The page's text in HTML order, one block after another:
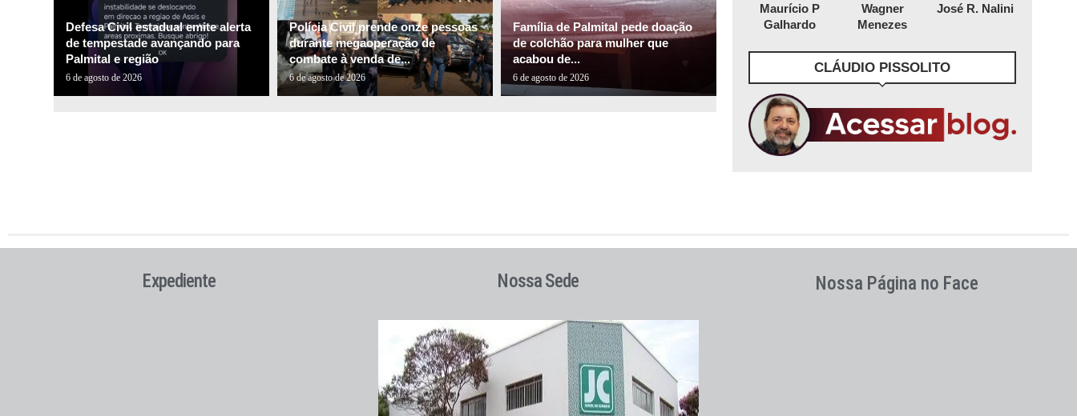
Defesa Civil estadual emite alerta
de tempestade avançando para
Palmital e região
6 de agosto de 2026
Polícia Civil prende onze pessoas
durante megaoperação de
combate à venda de...
6 de agosto de 2026
Família de Palmital pede doação
de colchão para mulher que
acabou de...
6 de agosto de 2026
Maurício P
Galhardo
Wagner
Menezes
José R. Nalini
CLÁUDIO PISSOLITO
Expediente Nossa Sede Nossa Página no Face